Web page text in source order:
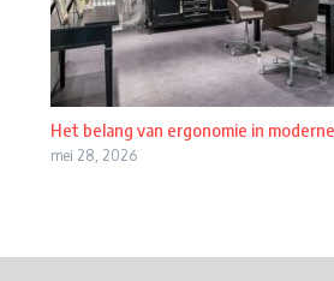
Het belang van ergonomie in
mei 28, 2026